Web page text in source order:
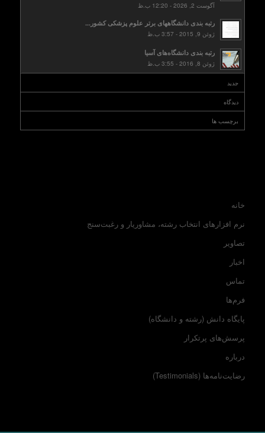
آگوست 2, 2026 - 12:20 ب.ظ
رتبه بندی دانشگاههای برتر علوم پزشکی کشور...
ژوئن 9, 2015 - 3:57 ب.ظ
رتبه بندی دانشگاه‌های آسیا
ژوئن 8, 2016 - 3:55 ب.ظ
جدید
دیدگاه
برچسب ها
خانه
نرم افزارهای انتخاب رشته، مشاوریار و رغبت‌سنج
تصاویر
اخبار
تماس
فرم‌ها
پایگاه دانش (رشته و دانشگاه)
پرسش‌های پرتکرار
درباره
رضایت‌نامه‌ها (Testimonials)